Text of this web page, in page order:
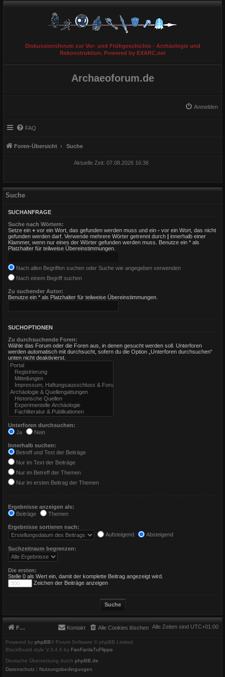
Diskussionsforum zur Vor- und Frühgeschichte - Archäologie und
Rekonstruktion. Powered by EXARC.net
Archaeoforum.de
Anmelden
FAQ
Foren-Übersicht Suche
Aktuelle Zeit: 07.08.2026 16:36
Suche
SUCHANFRAGE
Suche nach Wörtern:
Setze ein + vor ein Wort, das gefunden werden muss und ein - vor ein Wort, das nicht
gefunden werden darf. Verwende mehrere Wörter getrennt durch
innerhalb einer
Klammer, wenn nur eines der Wörter gefunden werden muss. Benutze ein * als
Platzhalter für teilweise Übereinstimmungen.
Nach allen Begriffen suchen oder Suche wie angegeben verwenden
Nach einem Begriff suchen
Zu suchender Autor:
Benutze ein * als Platzhalter für teilweise Übereinstimmungen.
SUCHOPTIONEN
Zu durchsuchende Foren:
Wähle das Forum oder die Foren aus, in denen gesucht werden soll. Unterforen
werden automatisch mit durchsucht, sofern du die Option „Unterforen durchsuchen“
unten nicht deaktivierst.
Unterforen durchsuchen:
Ja
Nein
Innerhalb suchen:
Betreff und Text der Beiträge
Nur im Text der Beiträge
Nur im Betreff der Themen
Nur im ersten Beitrag der Themen
Ergebnisse anzeigen als:
Beiträge
Themen
Ergebnisse sortieren nach:
Aufsteigend
Absteigend
Suchzeitraum begrenzen:
Die ersten:
Stelle 0 als Wert ein, damit der komplette Beitrag angezeigt wird.
Zeichen der Beiträge anzeigen
Foren-Übersicht Alle Zeiten sind UTC+01:00
Alle Cookies löschen
Kontakt
Powered by phpBB® Forum Software © phpBB Limited
BlackBoard style V.3.4.6 by FanFanlaTuFlippe
Deutsche Übersetzung durch phpBB.de
Datenschutz | Nutzungsbedingungen